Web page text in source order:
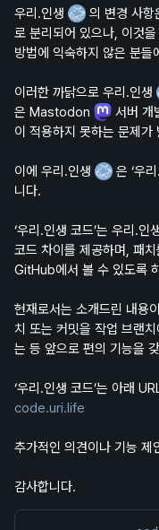
우리.인생
의 변경 사항
로 분리되어 있으나, 이것
방법에 익숙하지 않은 분들
이러한 까닭으로 우리.인생
은 Mastodon
서버 개
이 적용하지 못하는 문제가
이에 우리.인생
은 ‘우
니다.
‘우리.인생 코드’는 우리.인
코드 차이를 제공하며, 패치
GitHub에서 볼 수 있도록
현재로서는 소개드린 내용
치 또는 커밋을 작업 브랜치
는 등 앞으로 편의 기능을
‘우리.인생 코드’는 아래
code.uri.life
추가적인 의견이나 기능 제
감사합니다.